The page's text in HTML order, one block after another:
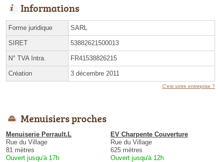
Informations
Forme juridique SARL
SIRET 53882621500013
N° TVA Intra. FR41538826215
Création 3 décembre 2011
C'est votre entreprise ?
Menuisiers proches
Menuiserie Perrault.L
Rue du Village
81 mètres
Ouvert jusqu'à 17h
EV Charpente Couverture
Rue du Village
625 mètres
Ouvert jusqu'à 12h